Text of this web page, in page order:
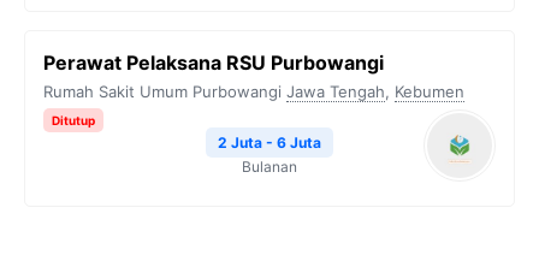
Perawat Pelaksana RSU Purbowangi
Rumah Sakit Umum Purbowangi Jawa Tengah, Kebumen
Ditutup
2 Juta - 6 Juta
Bulanan